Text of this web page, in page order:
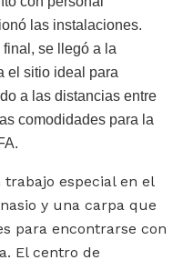
las instalaciones.
final, se llegó a la
el sitio ideal para
a las distancias entre
comodidades para la
especial en el
y una carpa que
para encontrarse con
El centro de